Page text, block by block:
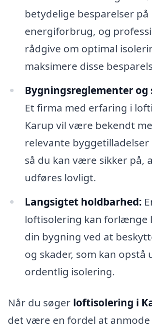
betydelige besparelser på
energiforbrug, og
rådgive om optimal
maksimere disse
Bygningsreglementer og
Et firma med erfaring i
Karup vil være bekendt
relevante byggetilladelser
så du kan være sikker på,
udføres lovligt.
Langsigtet holdbarhed:
loftisolering kan forlænge
din bygning ved at
og skader, som kan opstå
ordentlig isolering.
Når du søger loftisolering i
det være en fordel at